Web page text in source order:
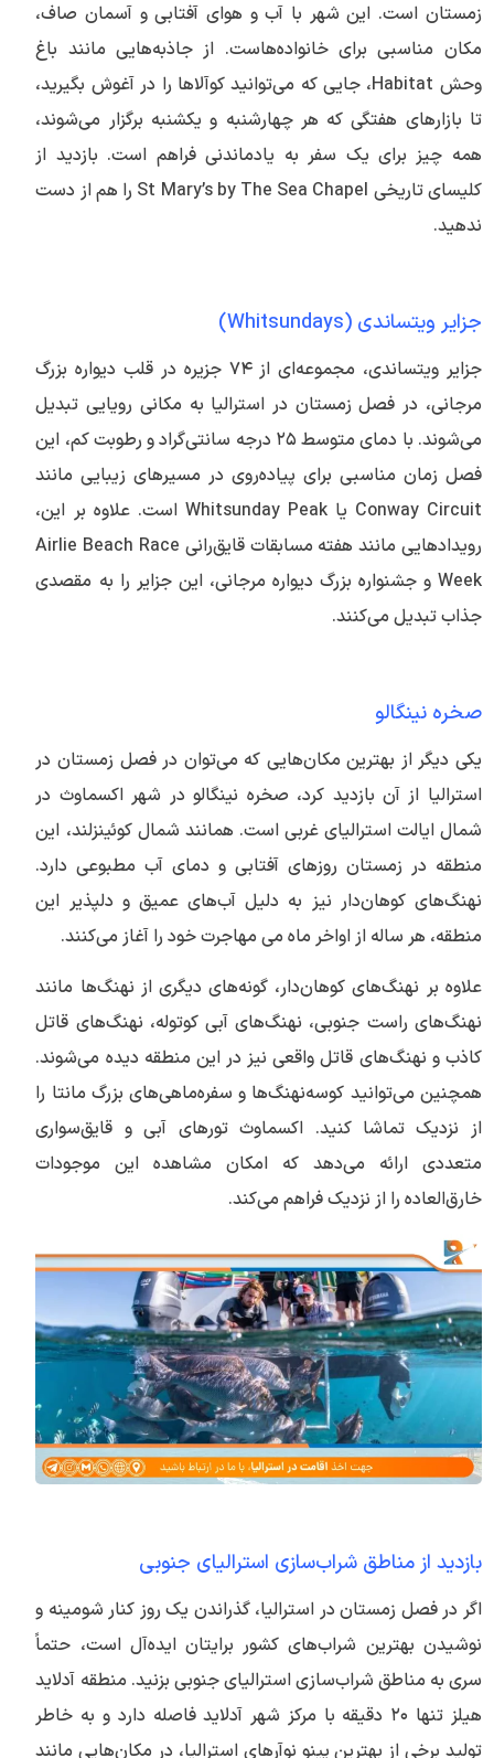
زمستان است. این شهر با آب و هوای آفتابی و آسمان صاف،
مکان مناسبی برای خانواده‌هاست. از جاذبه‌هایی مانند باغ
وحش Habitat، جایی که می‌توانید کوآلاها را در آغوش بگیرید،
تا بازارهای هفتگی که هر چهارشنبه و یکشنبه برگزار می‌شوند،
همه چیز برای یک سفر به یادماندنی فراهم است. بازدید از
کلیسای تاریخی St Mary’s by The Sea Chapel را هم از دست
ندهید.
جزایر ویتساندی (Whitsundays)
جزایر ویتساندی، مجموعه‌ای از ۷۴ جزیره در قلب دیواره بزرگ
مرجانی، در فصل زمستان در استرالیا به مکانی رویایی تبدیل
می‌شوند. با دمای متوسط ۲۵ درجه سانتی‌گراد و رطوبت کم، این
فصل زمان مناسبی برای پیاده‌روی در مسیرهای زیبایی مانند
Conway Circuit یا Whitsunday Peak است. علاوه بر این،
رویدادهایی مانند هفته مسابقات قایق‌رانی Airlie Beach Race
Week و جشنواره بزرگ دیواره مرجانی، این جزایر را به مقصدی
جذاب تبدیل می‌کنند.
صخره نینگالو
یکی دیگر از بهترین مکان‌هایی که می‌توان در فصل زمستان در
استرالیا از آن بازدید کرد، صخره نینگالو در شهر اکسماوث در
شمال ایالت استرالیای غربی است. همانند شمال کوئینزلند، این
منطقه در زمستان روزهای آفتابی و دمای آب مطبوعی دارد.
نهنگ‌های کوهان‌دار نیز به دلیل آب‌های عمیق و دلپذیر این
منطقه، هر ساله از اواخر ماه می مهاجرت خود را آغاز می‌کنند.
علاوه بر نهنگ‌های کوهان‌دار، گونه‌های دیگری از نهنگ‌ها مانند
نهنگ‌های راست جنوبی، نهنگ‌های آبی کوتوله، نهنگ‌های قاتل
کاذب و نهنگ‌های قاتل واقعی نیز در این منطقه دیده می‌شوند.
همچنین می‌توانید کوسه‌نهنگ‌ها و سفره‌ماهی‌های بزرگ مانتا را
از نزدیک تماشا کنید. اکسماوث تورهای آبی و قایق‌سواری
متعددی ارائه می‌دهد که امکان مشاهده این موجودات
خارق‌العاده را از نزدیک فراهم می‌کند.
بازدید از مناطق شراب‌سازی استرالیای جنوبی
اگر در فصل زمستان در استرالیا، گذراندن یک روز کنار شومینه و
نوشیدن بهترین شراب‌های کشور برایتان ایده‌آل است، حتماً
سری به مناطق شراب‌سازی استرالیای جنوبی بزنید. منطقه آدلاید
هیلز تنها ۲۰ دقیقه با مرکز شهر آدلاید فاصله دارد و به خاطر
تولید برخی از بهترین پینو نوآرهای استرالیا، در مکان‌هایی مانند